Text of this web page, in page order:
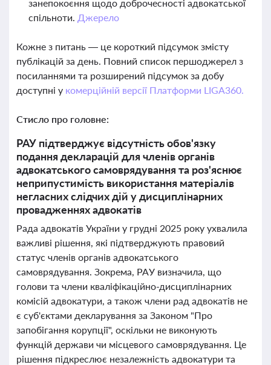
занепокоєння щодо доброчесності адвокатської
спільноти. Джерело
Кожне з питань — це короткий підсумок змісту
публікацій за день. Повний список першоджерел з
посиланнями та розширений підсумок за добу
доступні у комерційній версії Платформи LIGA360.
Стисло про головне:
РАУ підтверджує відсутність обов'язку
подання декларацій для членів органів
адвокатського самоврядування та роз'яснює
неприпустимість використання матеріалів
негласних слідчих дій у дисциплінарних
провадженнях адвокатів
Рада адвокатів України у грудні 2025 року ухвалила
важливі рішення, які підтверджують правовий
статус членів органів адвокатського
самоврядування. Зокрема, РАУ визначила, що
голови та члени кваліфікаційно-дисциплінарних
комісій адвокатури, а також члени рад адвокатів не
є суб'єктами декларування за Законом "Про
запобігання корупції", оскільки не виконують
функцій держави чи місцевого самоврядування. Це
рішення підкреслює незалежність адвокатури та